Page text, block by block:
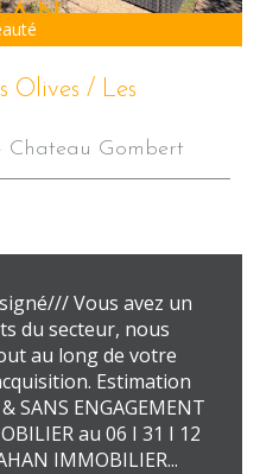
Olives / Les
Chateau Gombert
Vous avez un
du secteur, nous
au long de votre
Estimation
SANS ENGAGEMENT
au 06 I 31 I 12
IMMOBILIER...